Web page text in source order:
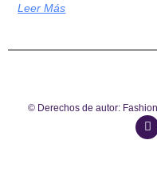
Leer Más
© Derechos de autor: